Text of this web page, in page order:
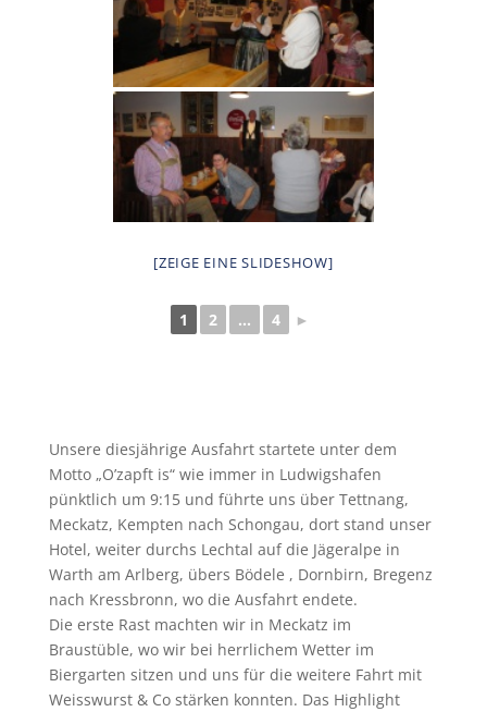
[ZEIGE EINE SLIDESHOW]
1 2 ... 4 ►
Unsere diesjährige Ausfahrt startete unter dem
Motto „O’zapft is“ wie immer in Ludwigshafen
pünktlich um 9:15 und führte uns über Tettnang,
Meckatz, Kempten nach Schongau, dort stand unser
Hotel, weiter durchs Lechtal auf die Jägeralpe in
Warth am Arlberg, übers Bödele , Dornbirn, Bregenz
nach Kressbronn, wo die Ausfahrt endete.
Die erste Rast machten wir in Meckatz im
Braustüble, wo wir bei herrlichem Wetter im
Biergarten sitzen und uns für die weitere Fahrt mit
Weisswurst & Co stärken konnten. Das Highlight